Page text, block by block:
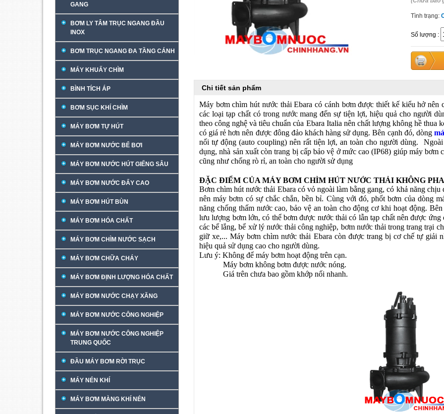
GANG
BƠM LY TÂM TRỤC NGANG ĐẦU
INOX
BƠM TRỤC NGANG ĐA TẦNG CÁNH
MÁY KHUẤY CHÌM
BÌNH TÍCH ÁP
BƠM SỤC KHÍ CHÌM
MÁY BƠM TỰ HÚT
MÁY BƠM NƯỚC BỂ BƠI
MÁY BƠM NƯỚC HÚT GIẾNG SÂU
MÁY BƠM NƯỚC ĐẨY CAO
MÁY BƠM HÚT BÙN
MÁY BƠM HÓA CHẤT
MÁY BƠM CHÌM NƯỚC SẠCH
MÁY BƠM CHỮA CHÁY
MÁY BƠM ĐỊNH LƯỢNG HÓA CHẤT
MÁY BƠM NƯỚC CHẠY XĂNG
MÁY BƠM NƯỚC CÔNG NGHIỆP
MÁY BƠM NƯỚC CÔNG NGHIỆP
TRUNG QUỐC
ĐẦU MÁY BƠM RỜI TRỤC
MÁY NÉN KHÍ
MÁY BƠM MÀNG KHÍ NÉN
Tình trạng:
Số lượng :
Chi tiết sản phẩm
Máy bơm chìm hút nước thải Ebara có cánh bơm được thiết kế kiểu hở
các loại tạp chất có trong nước mang đến sự tiện lợi, hiệu quả cho người
theo công nghệ và tiêu chuẩn của Ebara Italia nên chất lượng không hề thua
có giá rẻ hơn nên được đông đảo khách hàng sử dụng. Bên cạnh đó, dòng
nối tự động (auto coupling) nên rất tiện lợi, an toàn cho người dùng.
dụng, nhà sản xuất còn trang bị cấp bảo vệ ở mức cao (IP68) giúp máy
cũng như chống rò rỉ, an toàn cho người sử dụng
ĐẶC ĐIỂM CỦA MÁY BƠM CHÌM HÚT NƯỚC THẢI KHÔNG
Bơm chìm hút nước thải Ebara có vỏ ngoài làm bằng gang, có khả năng
nên máy bơm có sự chắc chắn, bền bỉ. Cùng với đó, phốt bơm của dòng
năng chống thấm nước cao, bảo vệ an toàn cho động cơ khi hoạt động.
lưu lượng bơm lớn, có thể bơm được nước thải có lẫn tạp chất nên được
các bể lắng, bể xử lý nước thải công nghiệp, bơm nước thải trong trang trại
giữ xe,... Máy bơm chìm nước thải Ebara còn được trang bị cơ chế tự giải
hiệu quả sử dụng cao cho người dùng.
Lưu ý: Không để máy bơm hoạt động trên cạn.
Máy bơm không bơm được nước nóng.
Giá trên chưa bao gồm khớp nối nhanh.